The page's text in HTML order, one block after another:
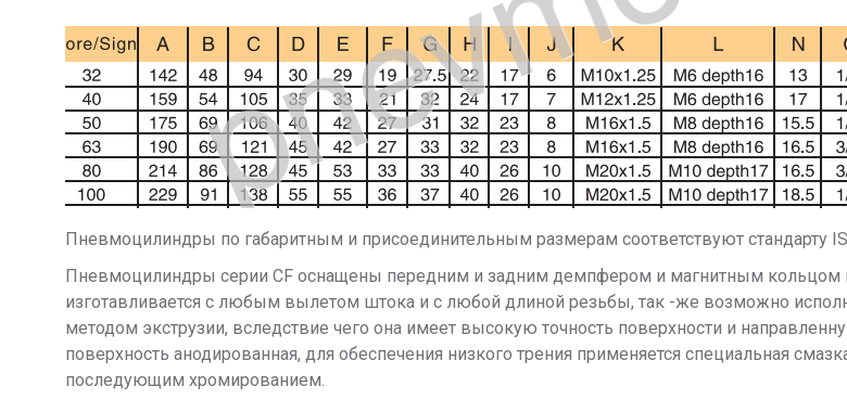
Пневмоцилиндры по габаритным и присоединительным размерам соответствуют стандарту
Пневмоцилиндры серии CF оснащены передним и задним демпфером и магнитным
изготавливается с любым вылетом штока и с любой длиной резьбы, так -же возможно
методом экструзии, вследствие чего она имеет высокую точность поверхности и
поверхность анодированная, для обеспечения низкого трения применяется специальная
последующим хромированием.